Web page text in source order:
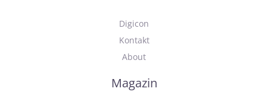
Digicon
Kontakt
About
Magazin